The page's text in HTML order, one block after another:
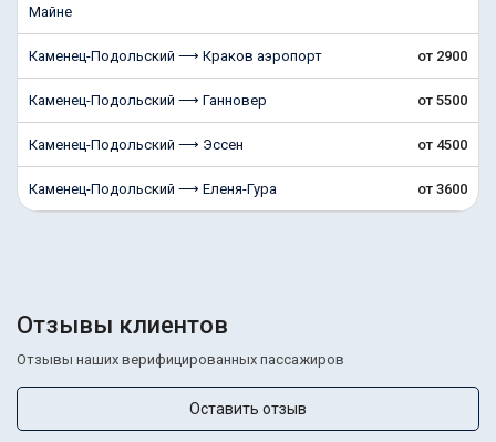
Майне
Каменец-Подольский ⟶ Краков аэропорт от 2900
Каменец-Подольский ⟶ Ганновер от 5500
Каменец-Подольский ⟶ Эссен от 4500
Каменец-Подольский ⟶ Еленя-Гура от 3600
Отзывы клиентов
Отзывы наших верифицированных пассажиров
Оставить отзыв